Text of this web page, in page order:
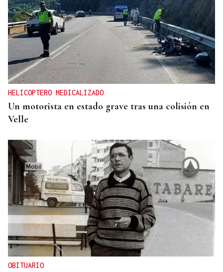
HELICOPTERO MEDICALIZADO
Un motorista en estado grave tras una colisión en
Velle
OBITUARIO